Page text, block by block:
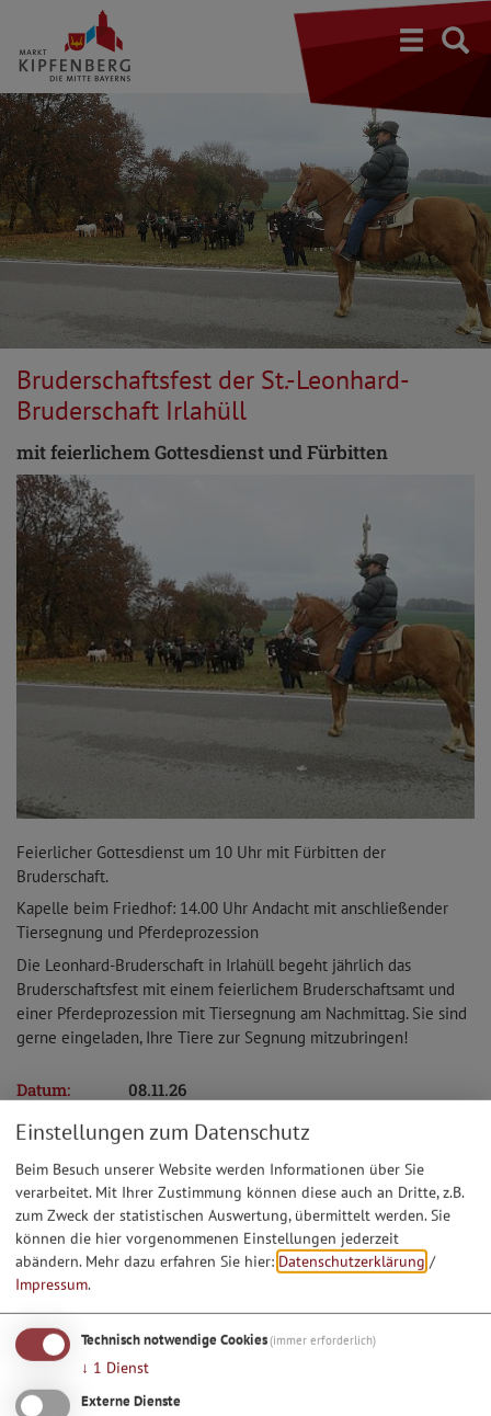
Bruderschaftsfest der St.-Leonhard-
Bruderschaft Irlahüll
mit feierlichem Gottesdienst und Fürbitten
Feierlicher Gottesdienst um 10 Uhr mit Fürbitten der
Bruderschaft.
Kapelle beim Friedhof: 14.00 Uhr Andacht mit anschließender
Tiersegnung und Pferdeprozession
Die Leonhard-Bruderschaft in Irlahüll begeht jährlich das
Bruderschaftsfest mit einem feierlichem Bruderschaftsamt und
einer Pferdeprozession mit Tiersegnung am Nachmittag. Sie sind
gerne eingeladen, Ihre Tiere zur Segnung mitzubringen!
Datum:
08.11.26
Infotelefon:
08465 857
Hinweis
Familienfreundlich
Möchten Sie von Google Maps bereitgestellte externe
Einstellungen zum Datenschutz
Beim Besuch unserer Website werden Informationen über Sie
verarbeitet. Mit Ihrer Zustimmung können diese auch an Dritte, z.B.
zum Zweck der statistischen Auswertung, übermittelt werden. Sie
können die hier vorgenommenen Einstellungen jederzeit
abändern. Mehr dazu erfahren Sie hier: Datenschutzerklärung /
Impressum.
Technisch notwendige Cookies(immer erforderlich)
↓ 1 Dienst
Externe Dienste